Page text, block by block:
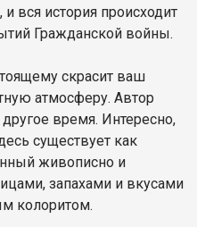
вся история происходит
Гражданской войны.
скрасит ваш
атмосферу. Автор
время. Интересно,
существует как
живописно и
запахами и вкусами
колоритом.